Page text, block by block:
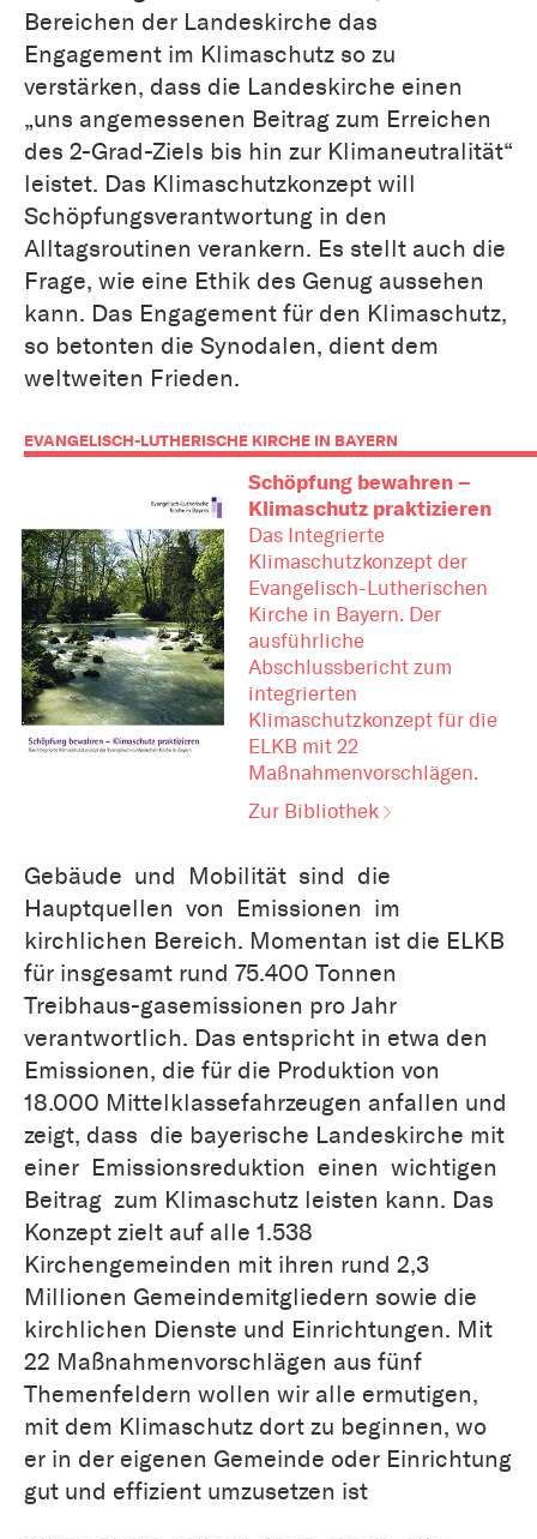
Bereichen der Landeskirche das
Engagement im Klimaschutz so zu
verstärken, dass die Landeskirche einen
„uns angemessenen Beitrag zum Erreichen
des 2-Grad-Ziels bis hin zur Klimaneutralität“
leistet. Das Klimaschutzkonzept will
Schöpfungsverantwortung in den
Alltagsroutinen verankern. Es stellt auch die
Frage, wie eine Ethik des Genug aussehen
kann. Das Engagement für den Klimaschutz,
so betonten die Synodalen, dient dem
weltweiten Frieden.
EVANGELISCH-LUTHERISCHE KIRCHE IN BAYERN
Schöpfung bewahren –
Klimaschutz praktizieren
Das Integrierte
Klimaschutzkonzept der
Evangelisch-Lutherischen
Kirche in Bayern. Der
ausführliche
Abschlussbericht zum
integrierten
Klimaschutzkonzept für die
ELKB mit 22
Maßnahmenvorschlägen.
Zur Bibliothek
Gebäude und Mobilität sind die
Hauptquellen von Emissionen im
kirchlichen Bereich. Momentan ist die ELKB
für insgesamt rund 75.400 Tonnen
Treibhaus-gasemissionen pro Jahr
verantwortlich. Das entspricht in etwa den
Emissionen, die für die Produktion von
18.000 Mittelklassefahrzeugen anfallen und
zeigt, dass die bayerische Landeskirche mit
einer Emissionsreduktion einen wichtigen
Beitrag zum Klimaschutz leisten kann. Das
Konzept zielt auf alle 1.538
Kirchengemeinden mit ihren rund 2,3
Millionen Gemeindemitgliedern sowie die
kirchlichen Dienste und Einrichtungen. Mit
22 Maßnahmenvorschlägen aus fünf
Themenfeldern wollen wir alle ermutigen,
mit dem Klimaschutz dort zu beginnen, wo
er in der eigenen Gemeinde oder Einrichtung
gut und effizient umzusetzen ist